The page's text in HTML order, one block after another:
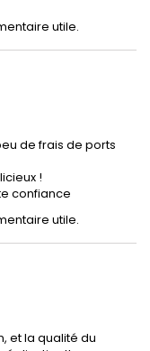
utile.
de frais de ports
!
confiance
utile.
et la qualité du